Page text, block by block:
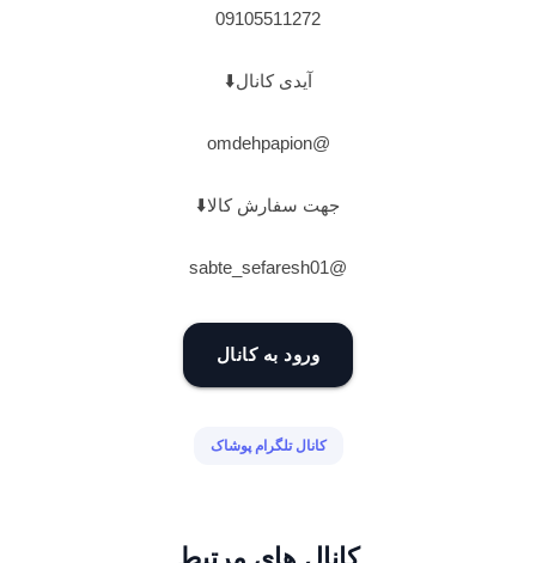
09105511272
آیدی کانال⬇️
@omdehpapion
جهت سفارش کالا⬇️
@sabte_sefaresh01
ورود به کانال
کانال تلگرام پوشاک